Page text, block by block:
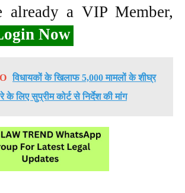
a VIP Member,
Now
विधायकों के खिलाफ 5,000 मामलों के शीघ्र
के लिए सुप्रीम कोर्ट से निर्देश की मांग